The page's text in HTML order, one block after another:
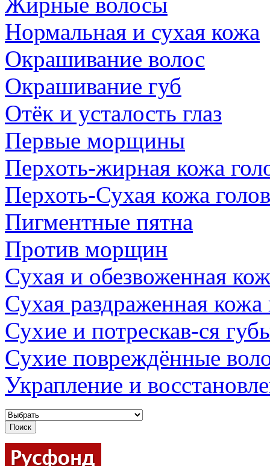
Нормальная и сухая кожа
Окрашивание волос
Окрашивание губ
Отёк и усталость глаз
Первые морщины
Перхоть-жирная кожа
Перхоть-Сухая кожа
Пигментные пятна
Против морщин
Сухая и обезвоженная
Сухая раздраженная кожа
Сухие и потрескав-ся
Сухие повреждённые
Украпление и